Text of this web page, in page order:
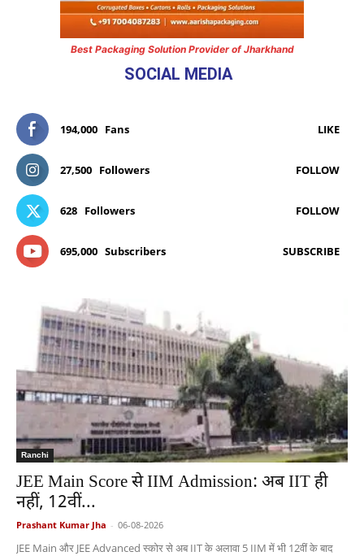
Best Packaging Solution Provider of Jharkhand
SOCIAL MEDIA
194,000 Fans LIKE
27,500 Followers FOLLOW
628 Followers FOLLOW
695,000 Subscribers SUBSCRIBE
Ranchi
JEE Main Score से IIM Admission: अब IIT ही
नहीं, 12वीं...
Prashant Kumar Jha - 06-08-2026
JEE Main और JEE Advanced स्कोर से अब IIT के अलावा 5 IIM में भी 12वीं के बाद